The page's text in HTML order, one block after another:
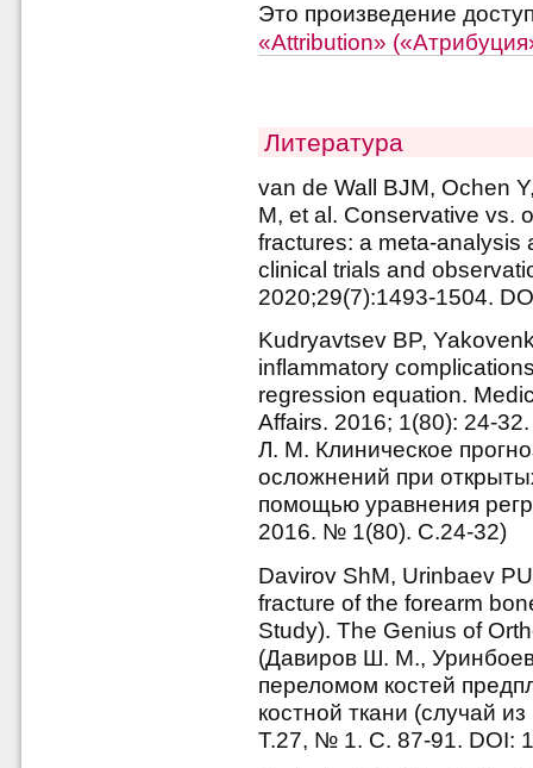
Это произведение
«Attribution»
Литература
van de Wall BJM, Ochen
M, et al. Conservative vs.
fractures: a meta-analysis
clinical trials and
2020;29(7):1493-1504.
Kudryavtsev BP,
inflammatory
regression equation.
Affairs. 2016; 1(80): 24-
Л. М. Клиническое
осложнений при
помощью уравнения
2016. № 1(80). С.24-32)
Davirov ShM, Urinbaev
fracture of the forearm
Study). The Genius of
(Давиров Ш. М.,
переломом костей
костной ткани (случай
Т.27, № 1. С. 87-91. DOI: